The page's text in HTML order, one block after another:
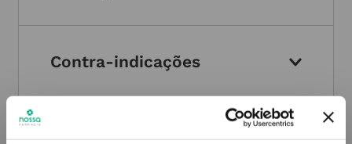
Contra-indicações